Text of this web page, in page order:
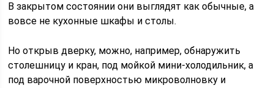
В закрытом состоянии они выглядят как обычные, а
вовсе не кухонные шкафы и столы.
Но открыв дверку, можно, например, обнаружить
столешницу и кран, под мойкой мини-холодильник, а
под варочной поверхностью микроволновку и